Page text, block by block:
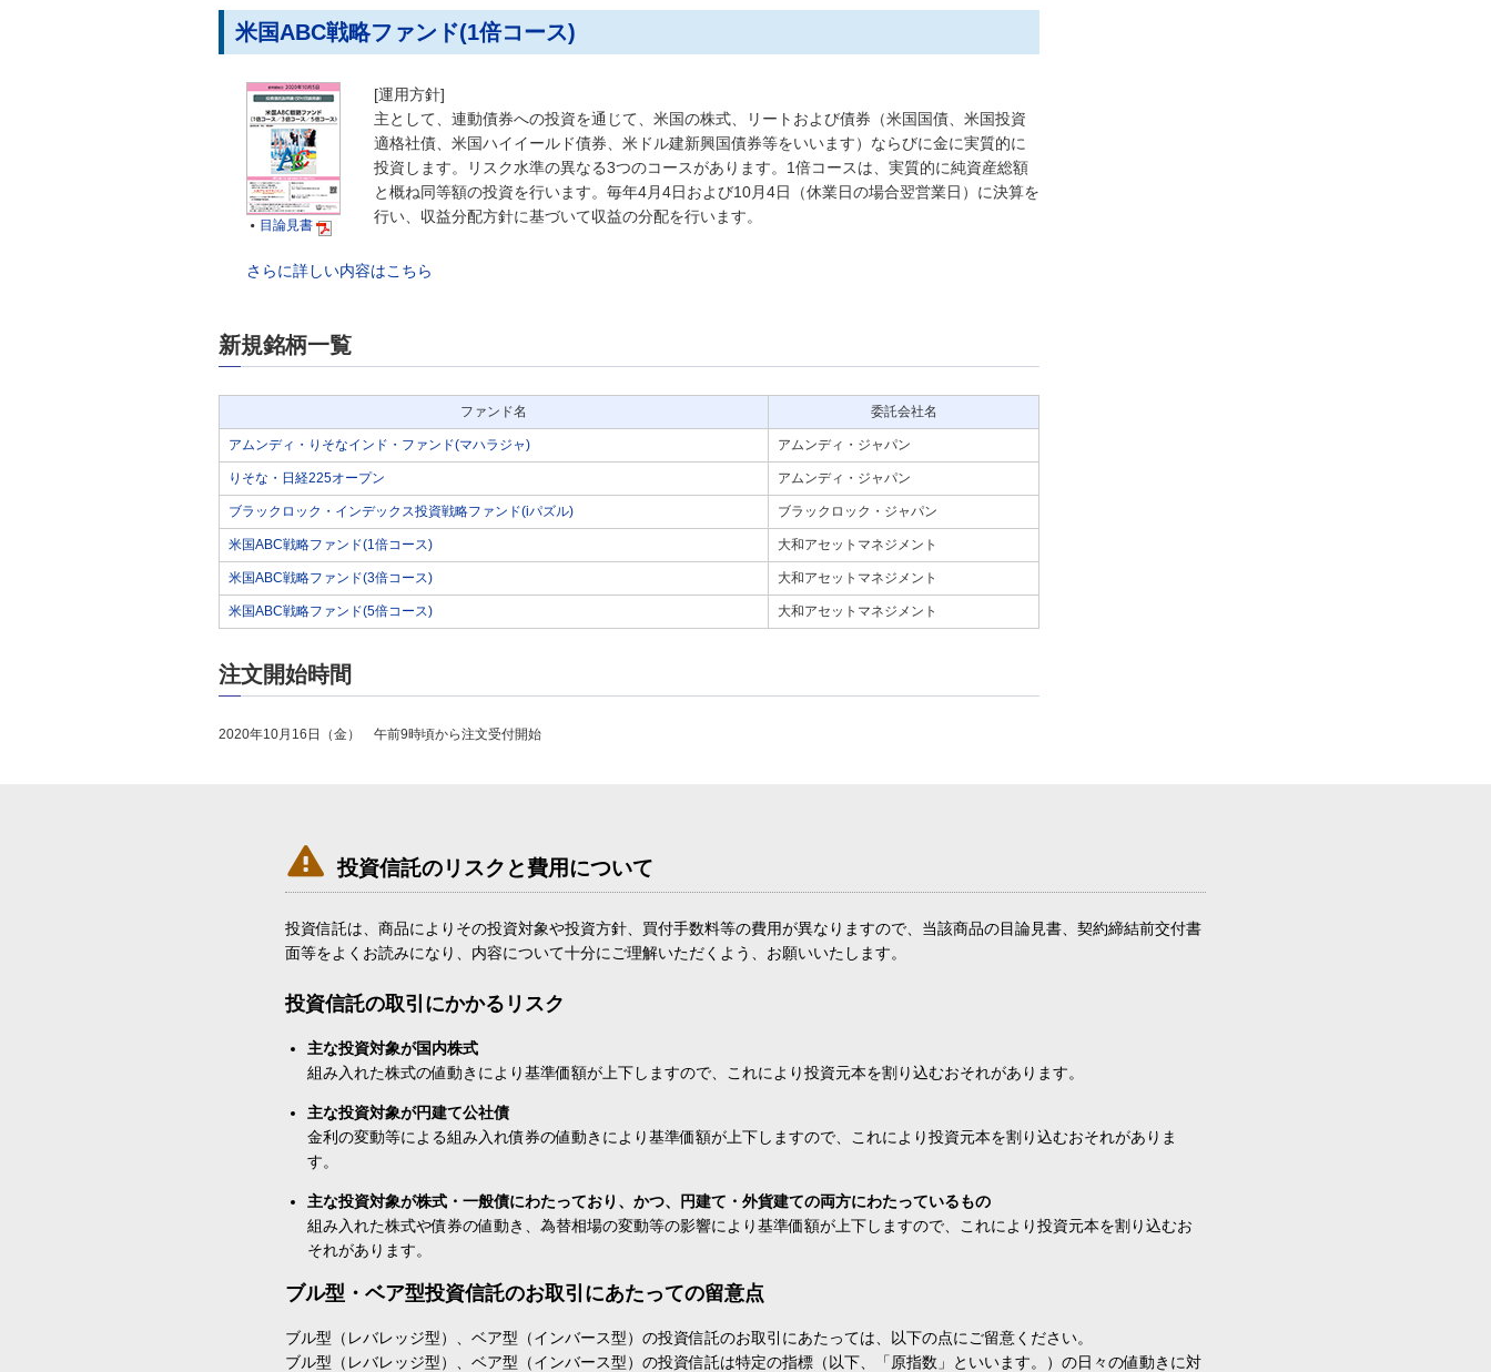
米国ABC戦略ファンド(1倍コース)
 目論見書
[運用方針]
主として、連動債券への投資を通じて、米国の株式、リートおよび債券（米国国債、米国投資
適格社債、米国ハイイールド債券、米ドル建新興国債券等をいいます）ならびに金に実質的に
投資します。リスク水準の異なる3つのコースがあります。1倍コースは、実質的に純資産総額
と概ね同等額の投資を行います。毎年4月4日および10月4日（休業日の場合翌営業日）に決算を
行い、収益分配方針に基づいて収益の分配を行います。
さらに詳しい内容はこちら
新規銘柄一覧
ファンド名 委託会社名
アムンディ・りそなインド・ファンド(マハラジャ) アムンディ・ジャパン
りそな・日経225オープン アムンディ・ジャパン
ブラックロック・インデックス投資戦略ファンド(iパズル) ブラックロック・ジャパン
米国ABC戦略ファンド(1倍コース) 大和アセットマネジメント
米国ABC戦略ファンド(3倍コース) 大和アセットマネジメント
米国ABC戦略ファンド(5倍コース) 大和アセットマネジメント
注文開始時間
2020年10月16日（金） 午前9時頃から注文受付開始
 投資信託のリスクと費用について
投資信託は、商品によりその投資対象や投資方針、買付手数料等の費用が異なりますので、当該商品の目論見書、契約締結前交付書
面等をよくお読みになり、内容について十分にご理解いただくよう、お願いいたします。
投資信託の取引にかかるリスク
主な投資対象が国内株式
組み入れた株式の値動きにより基準価額が上下しますので、これにより投資元本を割り込むおそれがあります。
主な投資対象が円建て公社債
金利の変動等による組み入れ債券の値動きにより基準価額が上下しますので、これにより投資元本を割り込むおそれがありま
す。
主な投資対象が株式・一般債にわたっており、かつ、円建て・外貨建ての両方にわたっているもの
組み入れた株式や債券の値動き、為替相場の変動等の影響により基準価額が上下しますので、これにより投資元本を割り込むお
それがあります。
ブル型・ベア型投資信託のお取引にあたっての留意点
ブル型（レバレッジ型）、ベア型（インバース型）の投資信託のお取引にあたっては、以下の点にご留意ください。
ブル型（レバレッジ型）、ベア型（インバース型）の投資信託は特定の指標（以下、「原指数」といいます。）の日々の値動きに対